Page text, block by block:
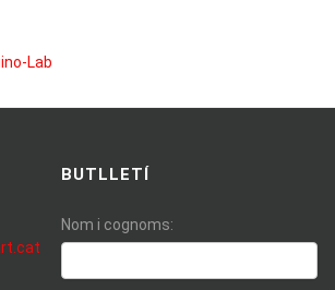
BUTLLETÍ
Nom i cognoms: